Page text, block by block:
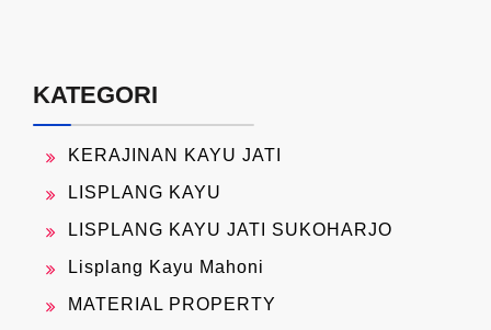
KATEGORI
KERAJINAN KAYU JATI
LISPLANG KAYU
LISPLANG KAYU JATI SUKOHARJO
Lisplang Kayu Mahoni
MATERIAL PROPERTY